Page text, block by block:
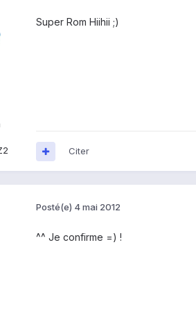
Super Rom Hiihii ;)
Citer
Posté(e) 4 mai 2012
^^ Je confirme =) !